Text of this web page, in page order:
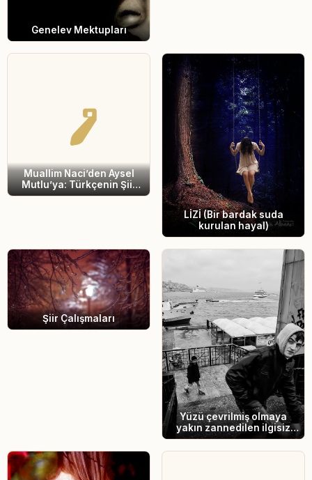
Genelev Mektupları
Muallim Naci’den Aysel
Mutlu’ya: Türkçenin Şiir
Dili Nasıl Değişti?
LİZİ (Bir bardak suda
kurulan hayal)
Şiir Çalışmaları
Yüzü çevrilmiş olmaya
yakın zannedilen ilgisiz
ama kendince bırakılmış
sözlere uzak cesaretinde